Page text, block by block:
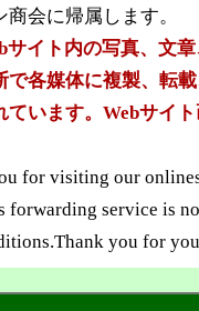
商会に帰属します。
サイト内の写真、文
で各媒体に複製、転
ています。Webサイ
for visiting our
forwarding service is
you for